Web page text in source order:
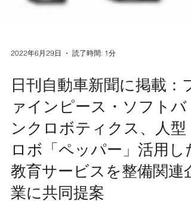
2022年6月29日 読了時間: 1分
日刊自動車新聞に掲載：フ
ァインピース・ソフトバ
ンクロボティクス、人型
ロボ「ペッパー」活用し